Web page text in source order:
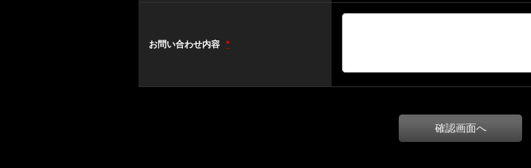
お問い合わせ内容 *